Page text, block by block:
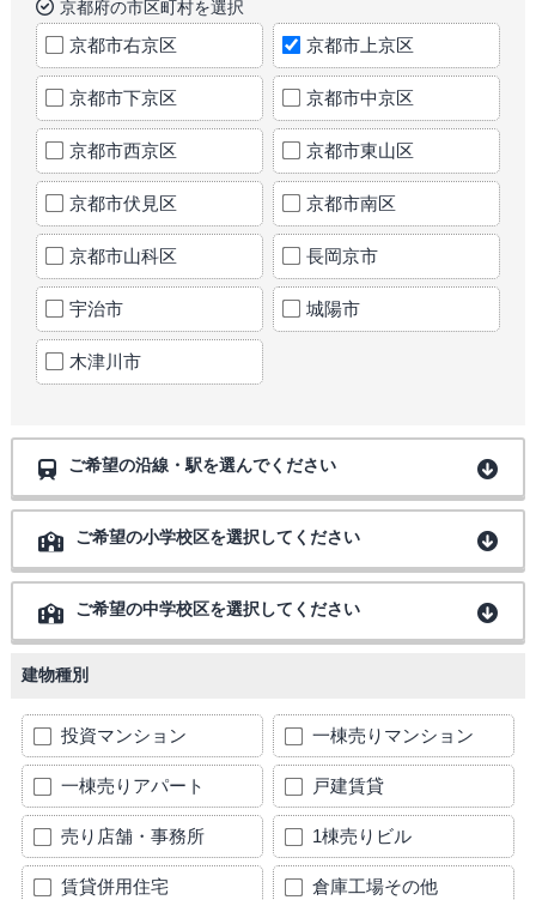
京都府の市区町村を選択
京都市右京区 京都市上京区
京都市下京区 京都市中京区
京都市西京区 京都市東山区
京都市伏見区 京都市南区
京都市山科区 長岡京市
宇治市 城陽市
木津川市
ご希望の沿線・駅を選んでください
ご希望の小学校区を選択してください
ご希望の中学校区を選択してください
建物種別
投資マンション 一棟売りマンション
一棟売りアパート 戸建賃貸
売り店舗・事務所 1棟売りビル
賃貸併用住宅 倉庫工場その他